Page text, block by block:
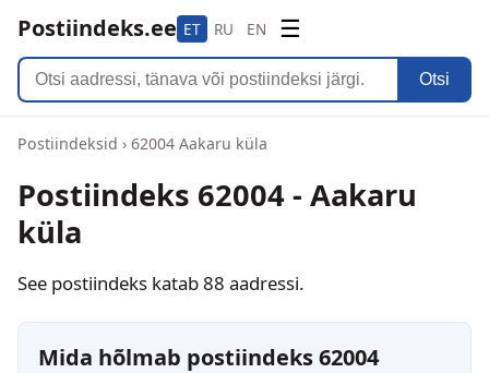
Postiindeks.ee ET RU EN ☰
Otsi
Postiindeksid › 62004 Aakaru küla
Postiindeks 62004 - Aakaru
küla
See postiindeks katab 88 aadressi.
Mida hõlmab postiindeks 62004